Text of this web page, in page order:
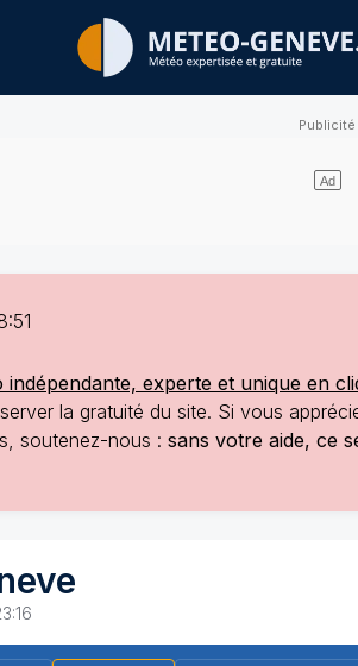
expertisés
indépendante, experte et unique en
la gratuité du site. Si vous
soutenez-nous : sans votre aide, ce